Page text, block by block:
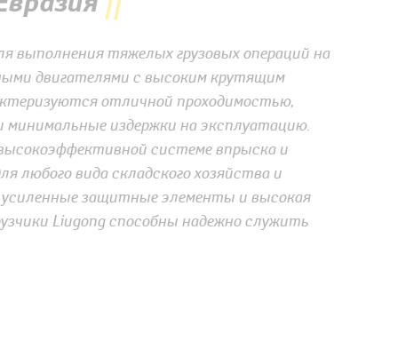
выполнения тяжелых грузовых операций на
двигателями с высоким крутящим
отличной проходимостью,
издержки на эксплуатацию.
системе впрыска и
любого вида складского хозяйства и
усиленные защитные элементы и высокая
Liugong способны надежно служить